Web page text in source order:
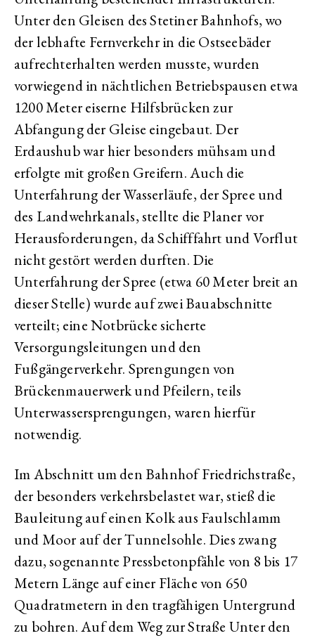
Unter den Gleisen des Stetiner Bahnhofs, wo
der lebhafte Fernverkehr in die Ostseebäder
aufrechterhalten werden musste, wurden
vorwiegend in nächtlichen Betriebspausen etwa
1200 Meter eiserne Hilfsbrücken zur
Abfangung der Gleise eingebaut. Der
Erdaushub war hier besonders mühsam und
erfolgte mit großen Greifern. Auch die
Unterfahrung der Wasserläufe, der Spree und
des Landwehrkanals, stellte die Planer vor
Herausforderungen, da Schifffahrt und Vorflut
nicht gestört werden durften. Die
Unterfahrung der Spree (etwa 60 Meter breit an
dieser Stelle) wurde auf zwei Bauabschnitte
verteilt; eine Notbrücke sicherte
Versorgungsleitungen und den
Fußgängerverkehr. Sprengungen von
Brückenmauerwerk und Pfeilern, teils
Unterwassersprengungen, waren hierfür
notwendig.
Im Abschnitt um den Bahnhof Friedrichstraße,
der besonders verkehrsbelastet war, stieß die
Bauleitung auf einen Kolk aus Faulschlamm
und Moor auf der Tunnelsohle. Dies zwang
dazu, sogenannte Pressbetonpfähle von 8 bis 17
Metern Länge auf einer Fläche von 650
Quadratmetern in den tragfähigen Untergrund
zu bohren. Auf dem Weg zur Straße Unter den